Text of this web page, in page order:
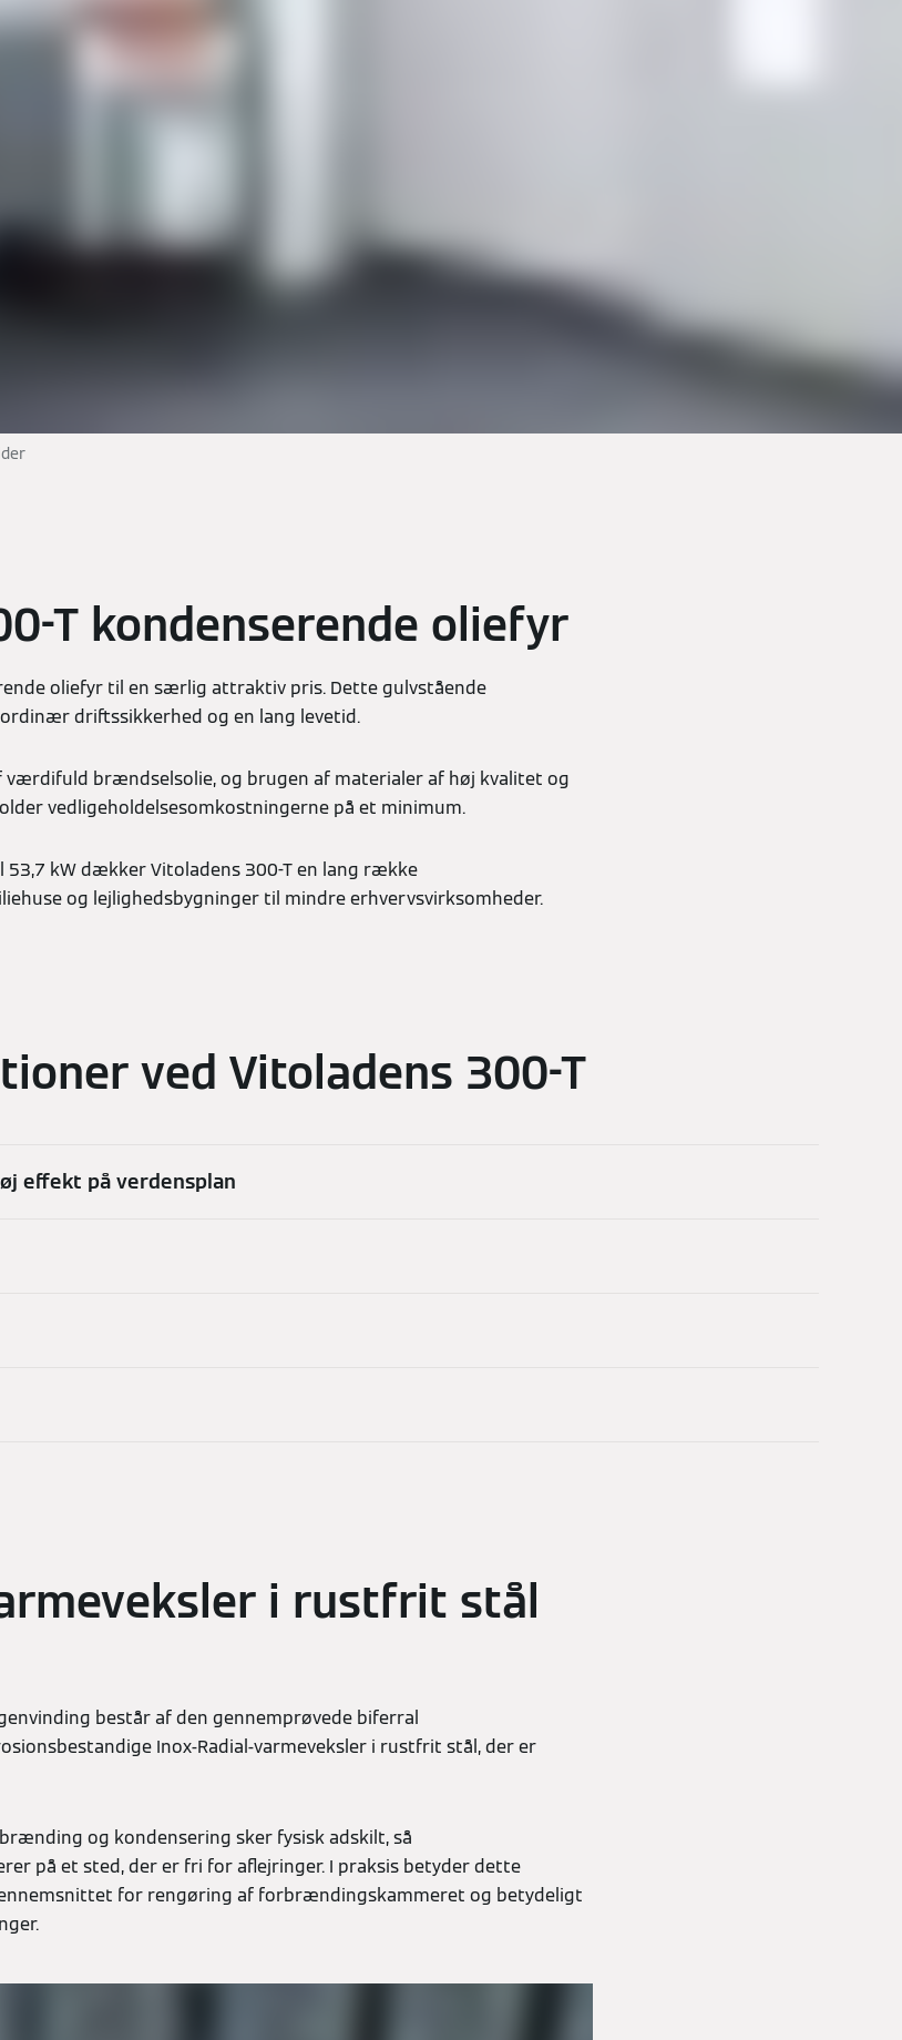
T kondenserende oliefyr
oliefyr til en særlig attraktiv pris. Dette gulvstående
driftssikkerhed og en lang levetid.
værdifuld brændselsolie, og brugen af materialer af høj kvalitet og
vedligeholdelsesomkostningerne på et minimum.
53,7 kW dækker Vitoladens 300-T en lang række
og lejlighedsbygninger til mindre erhvervsvirksomheder.
ved Vitoladens 300-T
effekt på verdensplan
i rustfrit stål
består af den gennemprøvede biferral
Inox-Radial-varmeveksler i rustfrit stål, der er
og kondensering sker fysisk adskilt, så
på et sted, der er fri for aflejringer. I praksis betyder dette
for rengøring af forbrændingskammeret og betydeligt